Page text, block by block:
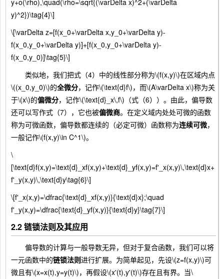
y+o(\rho),\quad(\rho=\sqrt{(\varDelta x)^2+(\varDelta
y)^2})\tag{4}\]
\[\varDelta z=[f(x_0+\varDelta x,y_0+\varDelta y)-
f(x_0,y_0+\varDelta y)]+[f(x_0,y_0+\varDelta y)-
f(x_0,y_0)]\tag{5}\]
类似地，我们把式（4）中的线性部分称为\(f(x,y)\)在区域内点
\((x_0,y_0)\)的全微分，记作\(\text{d}f\)，而\(A\varDelta x\)称为关
于\(x\)的偏微分，记作\(\text{d}_x\,f\)（式（6））。由此，偏导数
还可以写作式（7），它也被偏微商。在定义域内处处可微的函数
称为可微函数，偏导数都连续的（必定可微）函数称为连续可微，
一般记作\(f(x,y)\in C^1\)。
\
[\text{d}f(x,y)=\text{d}_xf(x,y)+\text{d}_yf(x,y)=f'_x(x,y)\,\text{d}x+
f'_y(x,y)\,\text{d}y\tag{6}\]
\[f'_x(x,y)=\dfrac{\text{d}_xf(x,y)}{\text{d}x};\quad
f'_y(x,y)=\dfrac{\text{d}_yf(x,y)}{\text{d}y}\tag{7}\]
2.2 链锁法则及其应用
偏导数的计算与一般导数无异，但对于复合函数，我们可以将
一元函数中的链锁法则进行扩展。为简单起见，先设\(z=f(x,y)\)可
微且有\(x=x(t),y=y(t)\)，再假设\(x'(t),y'(t)\)存在且有界。当\